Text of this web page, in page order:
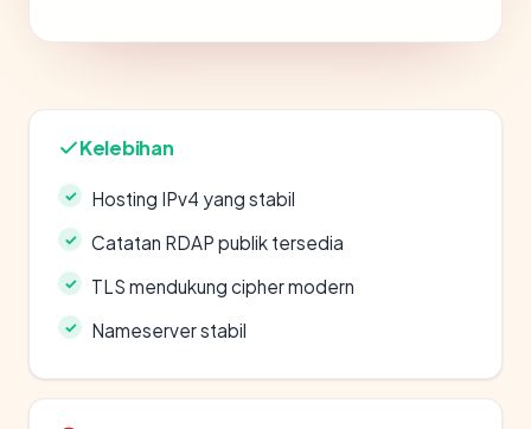
Kelebihan
Hosting IPv4 yang stabil
Catatan RDAP publik tersedia
TLS mendukung cipher modern
Nameserver stabil